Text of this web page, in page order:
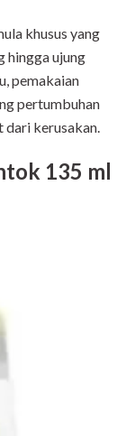
khusus yang
hingga ujung
pemakaian
pertumbuhan
dari kerusakan.
135 ml